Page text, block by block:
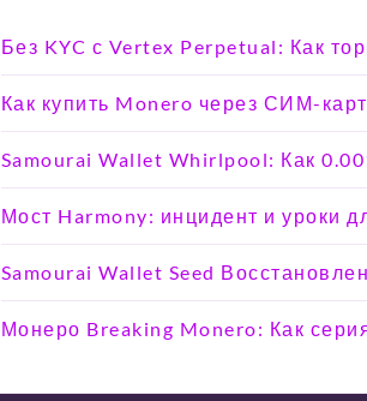
Без KYC с Vertex Perpetual: Как
Как купить Monero через СИМ-
Samourai Wallet Whirlpool: Как
Мост Harmony: инцидент и уроки
Samourai Wallet Seed
Монеро Breaking Monero: Как